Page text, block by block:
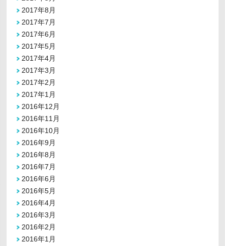
2017年8月
2017年7月
2017年6月
2017年5月
2017年4月
2017年3月
2017年2月
2017年1月
2016年12月
2016年11月
2016年10月
2016年9月
2016年8月
2016年7月
2016年6月
2016年5月
2016年4月
2016年3月
2016年2月
2016年1月